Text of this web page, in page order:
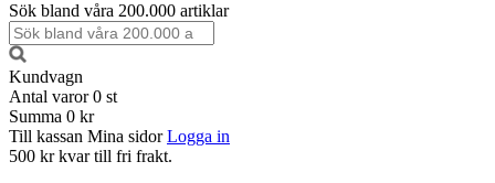
Sök bland våra 200.000 artiklar
Kundvagn
Antal varor 0 st
Summa 0 kr
Till kassan Mina sidor Logga in
500 kr kvar till fri frakt.